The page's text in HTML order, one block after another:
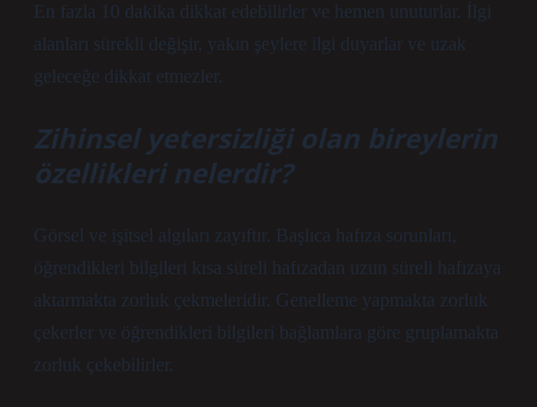
En fazla 10 dakika dikkat edebilirler ve hemen unuturlar. İlgi
alanları sürekli değişir, yakın şeylere ilgi duyarlar ve uzak
geleceğe dikkat etmezler.
Zihinsel yetersizliği olan bireylerin
özellikleri nelerdir?
Görsel ve işitsel algıları zayıftır. Başlıca hafıza sorunları,
öğrendikleri bilgileri kısa süreli hafızadan uzun süreli hafızaya
aktarmakta zorluk çekmeleridir. Genelleme yapmakta zorluk
çekerler ve öğrendikleri bilgileri bağlamlara göre gruplamakta
zorluk çekebilirler.